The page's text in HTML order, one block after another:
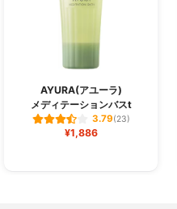
AYURA(アユーラ)
メディテーションバスt
3.79(23)
¥1,886